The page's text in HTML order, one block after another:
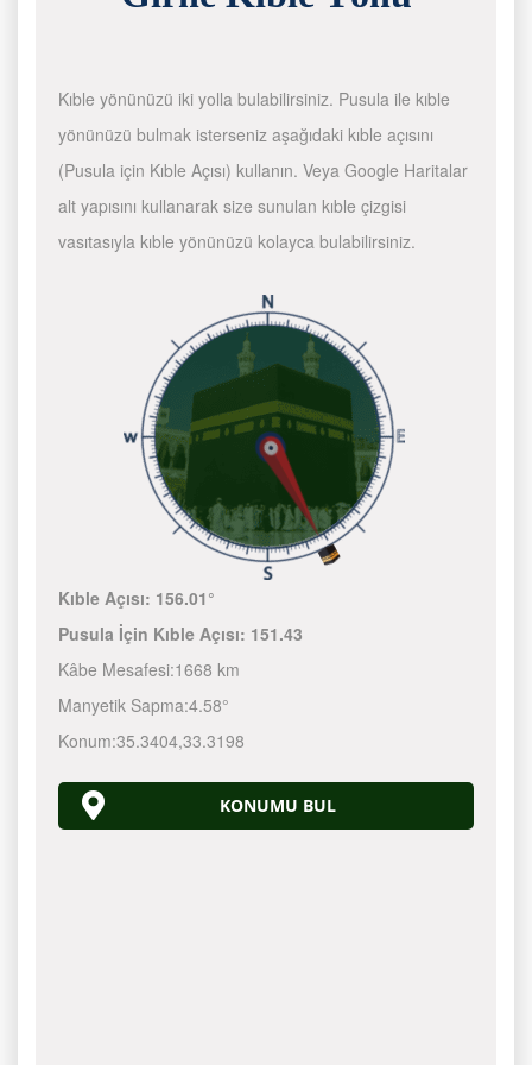
Kıble yönünüzü iki yolla bulabilirsiniz. Pusula ile kıble
yönünüzü bulmak isterseniz aşağıdaki kıble açısını
(Pusula için Kıble Açısı) kullanın. Veya Google Haritalar
alt yapısını kullanarak size sunulan kıble çizgisi
vasıtasıyla kıble yönünüzü kolayca bulabilirsiniz.
Kıble Açısı: 156.01°
Pusula İçin Kıble Açısı: 151.43
Kâbe Mesafesi:1668 km
Manyetik Sapma:4.58°
Konum:35.3404,33.3198
KONUMU BUL